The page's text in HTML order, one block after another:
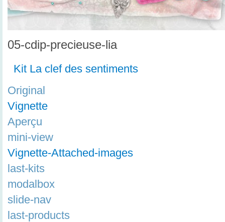
05-cdip-precieuse-lia
Kit La clef des sentiments
Original
Vignette
Aperçu
mini-view
Vignette-Attached-images
last-kits
modalbox
slide-nav
last-products